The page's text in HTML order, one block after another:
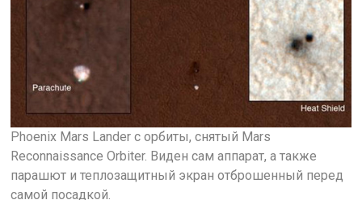
Phoenix Mars Lander с орбиты, снятый Mars
Reconnaissance Orbiter. Виден сам аппарат, а также
парашют и теплозащитный экран отброшенный перед
самой посадкой.